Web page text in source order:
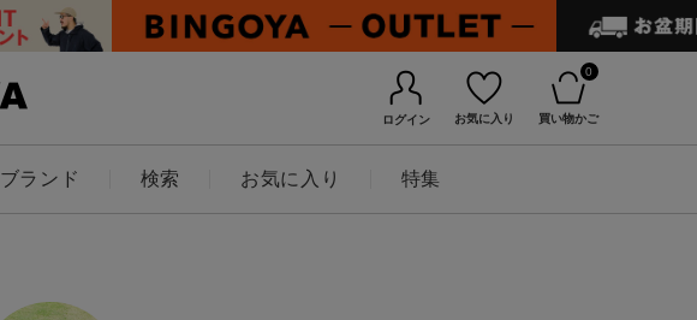
ログイン お気に入り
0
買い物かご
ブランド 検索 お気に入り 特集